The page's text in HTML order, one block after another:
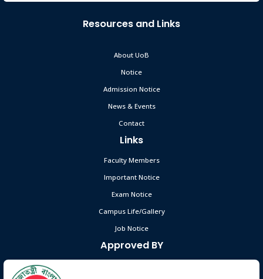
Resources and Links
About UoB
Notice
Admission Notice
News & Events
Contact
Links
Faculty Members
Important Notice
Exam Notice
Campus Life/Gallery
Job Notice
Approved BY